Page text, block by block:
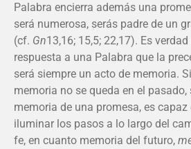
Palabra encierra además una
será numerosa, serás padre de un
(cf. Gn13,16; 15,5; 22,17). Es
respuesta a una Palabra que la
será siempre un acto de memoria.
memoria no se queda en el pasado,
memoria de una promesa, es
iluminar los pasos a lo largo del
fe, en cuanto memoria del futuro,